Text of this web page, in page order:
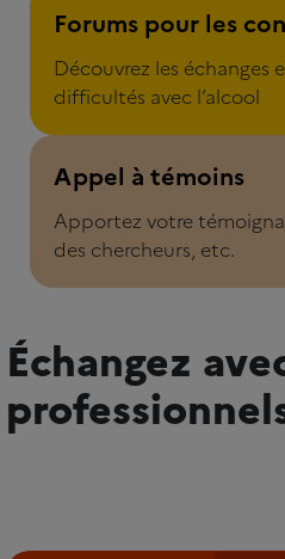
Forums pour les
Découvrez les échanges
difficultés avec l’alcool
Appel à témoins
Apportez votre
des chercheurs, etc.
Appel à témoins
Échangez